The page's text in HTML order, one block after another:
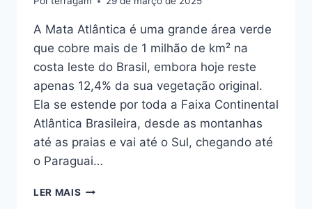
A Mata Atlântica é uma grande área verde
que cobre mais de 1 milhão de km² na
costa leste do Brasil, embora hoje reste
apenas 12,4% da sua vegetação original.
Ela se estende por toda a Faixa Continental
Atlântica Brasileira, desde as montanhas
até as praias e vai até o Sul, chegando até
o Paraguai…
LER MAIS 5